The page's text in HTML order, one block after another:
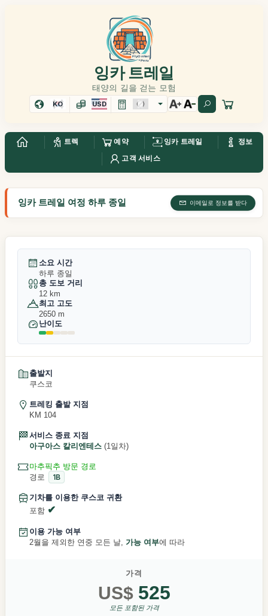
잉카 트레일
태양의 길을 걷는 모험
KO USD
트렉 예약 잉카 트레일
정보
고객 서비스
잉카 트레일 여정 하루 종일 이메일로 정보를 받다
소요 시간
하루 종일
총 도보 거리
12 km
최고 고도
2650 m
난이도
출발지
쿠스코
트레킹 출발 지점
KM 104
서비스 종료 지점
아구아스 칼리엔테스 (1일차)
마추픽추 방문 경로
경로
1B
기차를 이용한 쿠스코 귀환
포함
이용 가능 여부
2월을 제외한 연중 모든 날, 가능 여부에 따라
가격
US$ 525
모든 포함된 가격